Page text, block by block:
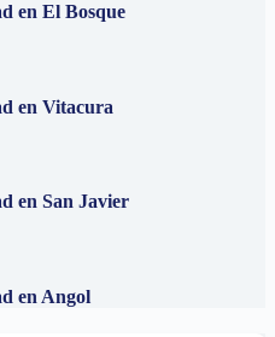
en El Bosque
en Vitacura
en San Javier
en Angol